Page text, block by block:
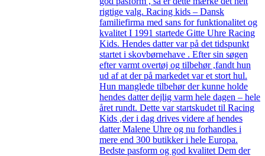
rigtige valg. Racing kids – Dansk
familiefirma med sans for funktionalitet og
kvalitet I 1991 startede Gitte Uhre Racing
Kids. Hendes datter var på det tidspunkt
startet i skovbørnehave . Efter sin søgen
efter varmt overtøj og tilbehør ,fandt hun
ud af at der på markedet var et stort hul.
Hun manglede tilbehør der kunne holde
hendes datter dejlig varm hele dagen – hele
året rundt. Dette var startskudet til Racing
Kids ,der i dag drives videre af hendes
datter Malene Uhre og nu forhandles i
mere end 300 butikker i hele Europa.
Bedste pasform og god kvalitet Dem der